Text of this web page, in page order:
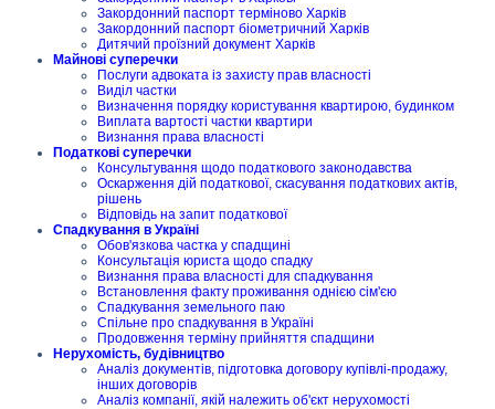
Закордонний паспорт терміново Харків
Закордонний паспорт біометричний Харків
Дитячий проїзний документ Харків
Майнові суперечки
Послуги адвоката із захисту прав власності
Виділ частки
Визначення порядку користування квартирою, будинком
Виплата вартості частки квартири
Визнання права власності
Податкові суперечки
Консультування щодо податкового законодавства
Оскарження дій податкової, скасування податкових актів,
рішень
Відповідь на запит податкової
Спадкування в Україні
Обов'язкова частка у спадщині
Консультація юриста щодо спадку
Визнання права власності для спадкування
Встановлення факту проживання однією сім'єю
Спадкування земельного паю
Спільне про спадкування в Україні
Продовження терміну прийняття спадщини
Нерухомість, будівництво
Аналіз документів, підготовка договору купівлі-продажу,
інших договорів
Аналіз компанії, якій належить об'єкт нерухомості